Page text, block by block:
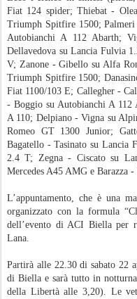
Fiat 124 spider; Thiebat -
Triumph Spitfire 1500;
Autobianchi A 112 Abarth;
Dellavedova su Lancia Fulvia
V; Zanone - Gibello su Alfa
Triumph Spitfire 1500;
Fiat 1100/103 E; Callegher -
- Boggio su Autobianchi A 112
A 110; Delpiano - Vigna su
Romeo GT 1300 Junior;
Bagatello - Tasinato su Lancia
2.4 T; Zegna - Ciscato su
Mercedes A45 AMG e Barazza -
L’appuntamento, che è una
organizzato con la formula
dell’evento di ACI Biella per
Lana.
Partirà alle 22.30 di sabato 22
di Biella e sarà tutto in
della Libertà alle 3,20). Le